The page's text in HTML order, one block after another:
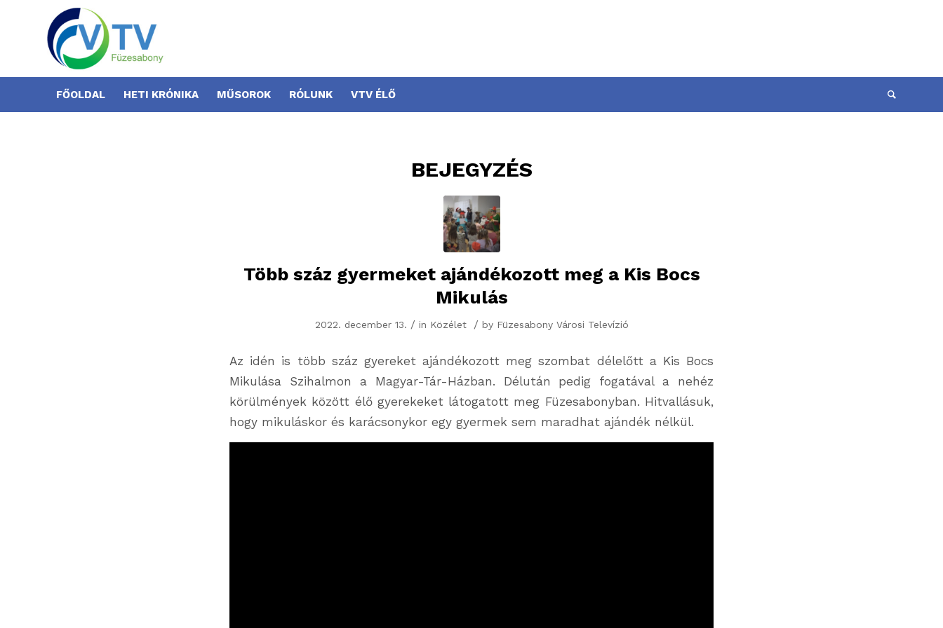
FŐOLDAL HETI KRÓNIKA MŰSOROK RÓLUNK VTV ÉLŐ
BEJEGYZÉS
Több száz gyermeket ajándékozott meg a Kis Bocs
Mikulás
2022. december 13. / in Közélet / by Füzesabony Városi Televízió
Az idén is több száz gyereket ajándékozott meg szombat délelőtt a Kis Bocs
Mikulása Szihalmon a Magyar-Tár-Házban. Délután pedig fogatával a nehéz
körülmények között élő gyerekeket látogatott meg Füzesabonyban. Hitvallásuk,
hogy mikuláskor és karácsonykor egy gyermek sem maradhat ajándék nélkül.